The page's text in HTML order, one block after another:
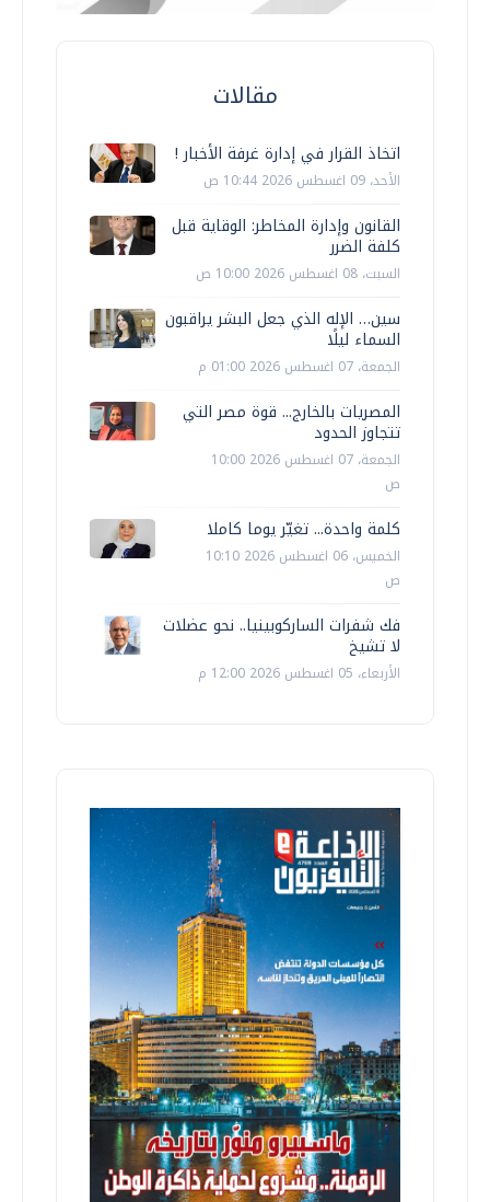
مقالات
اتخاذ القرار في إدارة غرفة الأخبار !
الأحد، 09 اغسطس 2026 10:44 ص
القانون وإدارة المخاطر: الوقاية قبل
كلفة الضرر
السبت، 08 اغسطس 2026 10:00 ص
سين… الإله الذي جعل البشر يراقبون
السماء ليلًا
الجمعة، 07 اغسطس 2026 01:00 م
المصريات بالخارج... قوة مصر التي
تتجاوز الحدود
الجمعة، 07 اغسطس 2026 10:00
ص
كلمة واحدة... تغيّر يوما كاملا
الخميس، 06 اغسطس 2026 10:10
ص
فك شفرات الساركوبينيا.. نحو عضلات
لا تشيخ
الأربعاء، 05 اغسطس 2026 12:00 م